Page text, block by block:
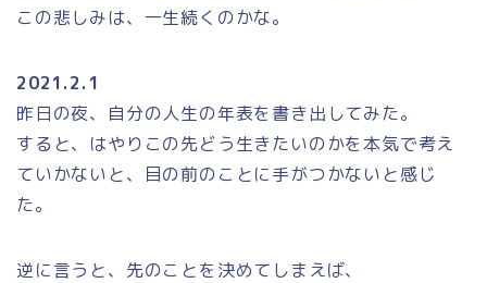
この悲しみは、一生続くのかな。
2021.2.1
昨日の夜、自分の人生の年表を書き出してみた。
すると、はやりこの先どう生きたいのかを本気で考え
ていかないと、目の前のことに手がつかないと感じ
た。
逆に言うと、先のことを決めてしまえば、